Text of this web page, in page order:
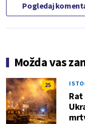
Pogledaj
Možda vas
25
Rat